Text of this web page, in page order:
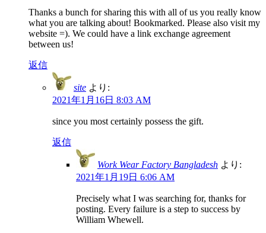
Thanks a bunch for sharing this with all of us you really know
what you are talking about! Bookmarked. Please also visit my
website =). We could have a link exchange agreement
between us!
返信
site より:
2021年1月16日 8:03 AM
since you most certainly possess the gift.
返信
Work Wear Factory Bangladesh より:
2021年1月19日 6:06 AM
Precisely what I was searching for, thanks for
posting. Every failure is a step to success by
William Whewell.